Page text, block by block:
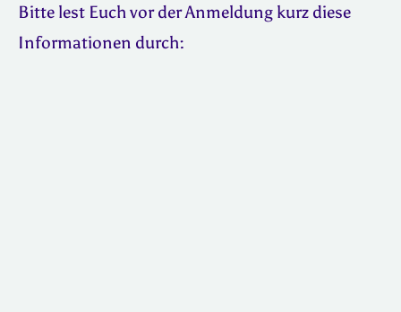
Bitte lest Euch vor der Anmeldung kurz diese
Informationen durch: